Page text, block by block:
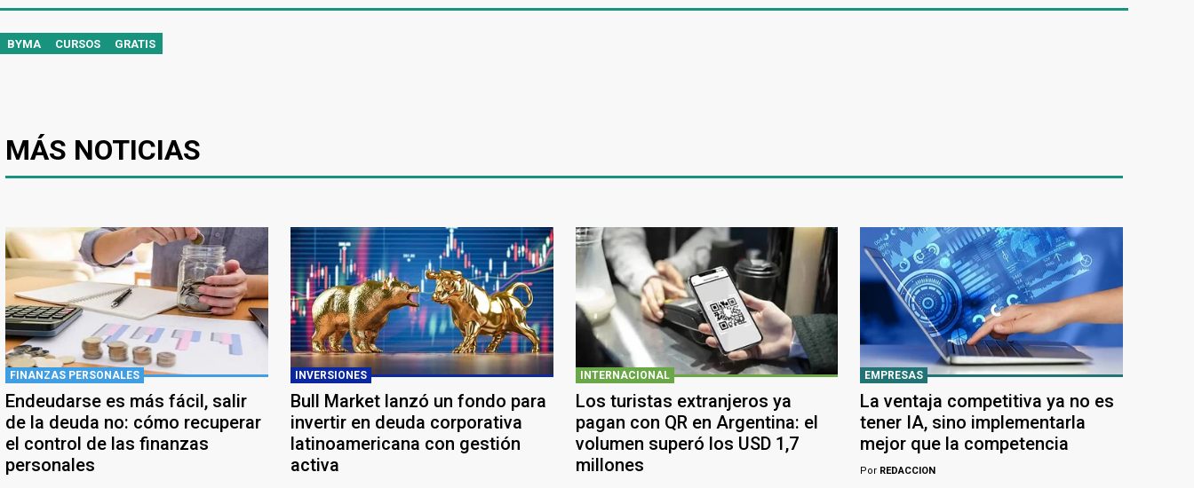
BYMA CURSOS GRATIS
MÁS NOTICIAS
FINANZAS PERSONALES
Endeudarse es más fácil, salir
de la deuda no: cómo recuperar
el control de las finanzas
personales
INVERSIONES
Bull Market lanzó un fondo para
invertir en deuda corporativa
latinoamericana con gestión
activa
INTERNACIONAL
Los turistas extranjeros ya
pagan con QR en Argentina: el
volumen superó los USD 1,7
millones
EMPRESAS
La ventaja competitiva ya no es
tener IA, sino implementarla
mejor que la competencia
Por REDACCION